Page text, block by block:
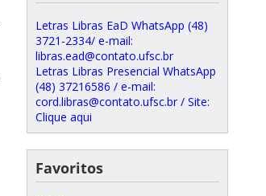
Letras Libras EaD WhatsApp (48)
3721-2334/ e-mail:
libras.ead@contato.ufsc.br
Letras Libras Presencial WhatsApp
(48) 37216586 / e-mail:
cord.libras@contato.ufsc.br / Site:
Clique aqui
Favoritos